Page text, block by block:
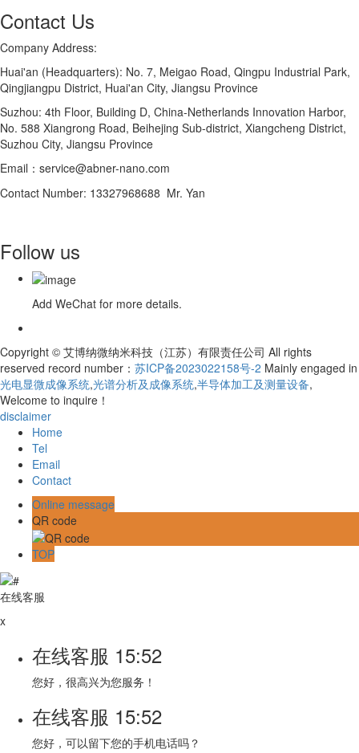
Contact Us
Company Address:
Huai'an (Headquarters): No. 7, Meigao Road, Qingpu Industrial Park,
Qingjiangpu District, Huai'an City, Jiangsu Province
Suzhou: 4th Floor, Building D, China-Netherlands Innovation Harbor,
No. 588 Xiangrong Road, Beihejing Sub-district, Xiangcheng District,
Suzhou City, Jiangsu Province
Email：service@abner-nano.com
Contact Number: 13327968688 Mr. Yan
Follow us
Add WeChat for more details.
Copyright © 艾博纳微纳米科技（江苏）有限责任公司 All rights
reserved record number： 苏ICP备2023022158号-2 Mainly engaged in
光电显微成像系统,光谱分析及成像系统,半导体加工及测量设备,
Welcome to inquire！
disclaimer
Home
Tel
Email
Contact
Online message
QR code
TOP
在线客服
x
在线客服 15:52
您好，很高兴为您服务！
在线客服 15:52
您好，可以留下您的手机电话吗？